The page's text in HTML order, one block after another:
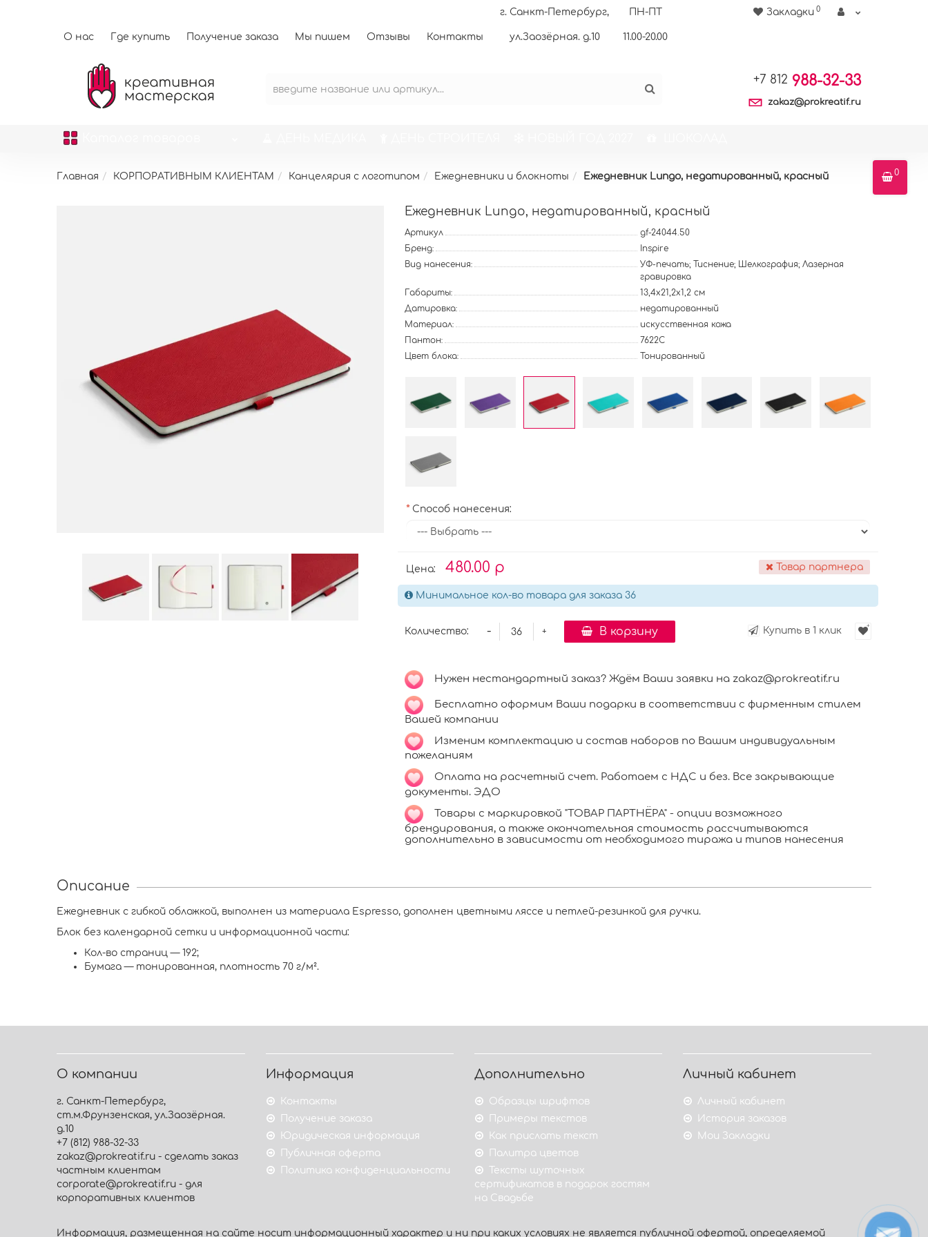
О нас Где купить Получение заказа Мы пишем Отзывы Контакты
г. Санкт-Петербург,
ул.Заозёрная. д.10
ПН-ПТ
11.00-20.00
Закладки 0
+7 812 988-32-33
zakaz@prokreatif.ru
0
Главная КОРПОРАТИВНЫМ КЛИЕНТАМ Канцелярия с логотипом Ежедневники и блокноты Ежедневник Lungo, недатированный, красный
Ежедневник Lungo, недатированный, красный
Артикул
gf-24044.50
Бренд:
Inspire
Вид нанесения:
УФ-печать; Тиснение; Шелкография; Лазерная
гравировка
Габариты:
13,4х21,2х1,2 см
Датировка:
недатированный
Материал:
искусственная кожа
Пантон:
7622C
Цвет блока:
Тонированный
Способ нанесения:
Цена: 480.00 р Товар партнера
Минимальное кол-во товара для заказа 36
Количество: +
- В корзину Купить в 1 клик
Нужен нестандартный заказ? Ждём Ваши заявки на zakaz@prokreatif.ru
Бесплатно оформим Ваши подарки в соответствии с фирменным стилем
Вашей компании
Изменим комплектацию и состав наборов по Вашим индивидуальным
пожеланиям
Оплата на расчетный счет. Работаем с НДС и без. Все закрывающие
документы. ЭДО
Товары с маркировкой "ТОВАР ПАРТНЁРА" - опции возможного
брендирования, а также окончательная стоимость рассчитываются
дополнительно в зависимости от необходимого тиража и типов нанесения
Описание
Ежедневник с гибкой обложкой, выполнен из материала Espresso, дополнен цветными ляссе и петлей-резинкой для ручки.
Блок без календарной сетки и информационной части:
Кол-во страниц — 192;
Бумага — тонированная, плотность 70 г/м².
О компании
г. Санкт-Петербург,
ст.м.Фрунзенская, ул.Заозёрная.
д.10
+7 (812) 988-32-33
zakaz@prokreatif.ru - сделать заказ
частным клиентам
corporate@prokreatif.ru - для
корпоративных клиентов
Информация
Контакты
Получение заказа
Юридическая информация
Публичная оферта
Политика конфиденциальности
Дополнительно
Образцы шрифтов
Примеры текстов
Как прислать текст
Палитра цветов
Тексты шуточных
сертификатов в подарок гостям
на Свадьбе
Личный кабинет
Личный кабинет
История заказов
Мои Закладки
Информация, размещенная на сайте носит информационный характер и ни при каких условиях не является публичной офертой, определяемой